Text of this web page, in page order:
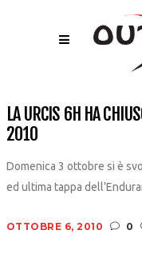
LA URCIS 6H HA
2010
Domenica 3 ottobre si è
ed ultima tappa
OTTOBRE 6, 2010 0